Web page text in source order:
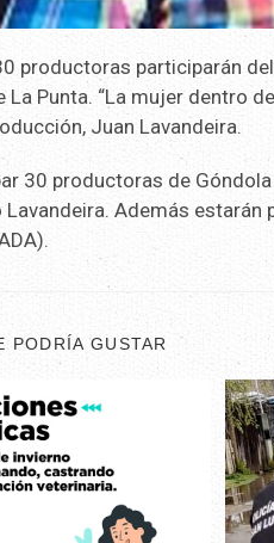
productoras participarán
La Punta. “La mujer dentro
Juan Lavandeira.
30 productoras de
Lavandeira. Además
PODRÍA GUSTAR